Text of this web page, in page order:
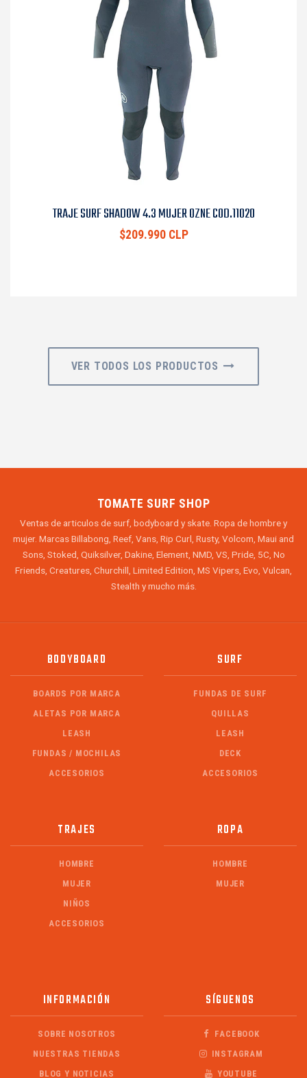
TRAJE SURF SHADOW 4.3 MUJER OZNE COD.11020
$209.990 CLP
VER TODOS LOS PRODUCTOS
TOMATE SURF SHOP
Ventas de articulos de surf, bodyboard y skate. Ropa de hombre y
mujer. Marcas Billabong, Reef, Vans, Rip Curl, Rusty, Volcom, Maui and
Sons, Stoked, Quiksilver, Dakine, Element, NMD, VS, Pride, 5C, No
Friends, Creatures, Churchill, Limited Edition, MS Vipers, Evo, Vulcan,
Stealth y mucho más.
BODYBOARD
BOARDS POR MARCA
ALETAS POR MARCA
LEASH
FUNDAS / MOCHILAS
ACCESORIOS
SURF
FUNDAS DE SURF
QUILLAS
LEASH
DECK
ACCESORIOS
TRAJES
HOMBRE
MUJER
NIÑOS
ACCESORIOS
ROPA
HOMBRE
MUJER
INFORMACIÓN
SOBRE NOSOTROS
NUESTRAS TIENDAS
BLOG Y NOTICIAS
SÍGUENOS
FACEBOOK
INSTAGRAM
YOUTUBE